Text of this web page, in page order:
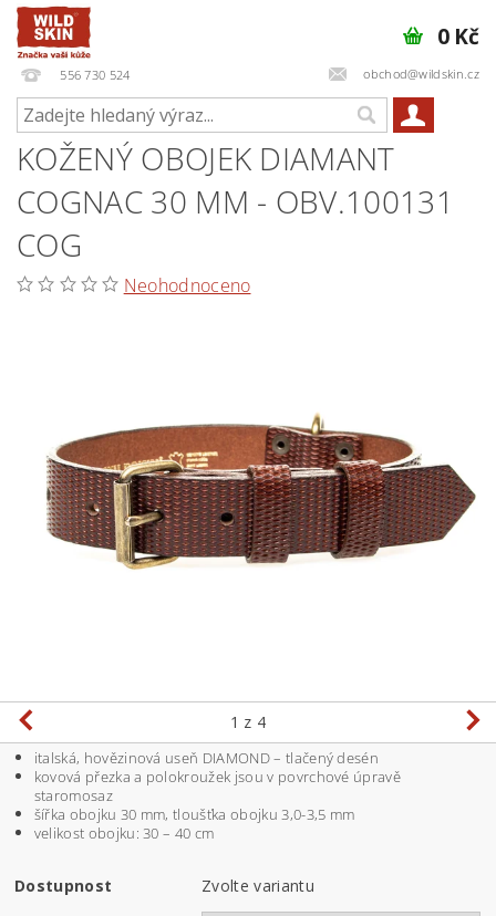
556 730 524 obchod@wildskin.cz
0 Kč
KOŽENÝ OBOJEK DIAMANT
COGNAC 30 MM - OBV.100131
COG
Neohodnoceno
1 z 4
italská, hovězinová useň DIAMOND – tlačený desén
kovová přezka a polokroužek jsou v povrchové úpravě
staromosaz
šířka obojku 30 mm, tloušťka obojku 3,0-3,5 mm
velikost obojku: 30 – 40 cm
Dostupnost Zvolte variantu